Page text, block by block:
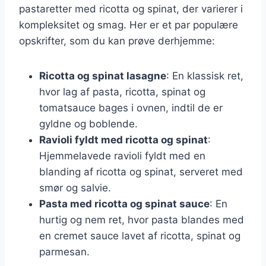
pastaretter med ricotta og spinat, der varierer i
kompleksitet og smag. Her er et par populære
opskrifter, som du kan prøve derhjemme:
Ricotta og spinat lasagne: En klassisk ret,
hvor lag af pasta, ricotta, spinat og
tomatsauce bages i ovnen, indtil de er
gyldne og boblende.
Ravioli fyldt med ricotta og spinat:
Hjemmelavede ravioli fyldt med en
blanding af ricotta og spinat, serveret med
smør og salvie.
Pasta med ricotta og spinat sauce: En
hurtig og nem ret, hvor pasta blandes med
en cremet sauce lavet af ricotta, spinat og
parmesan.